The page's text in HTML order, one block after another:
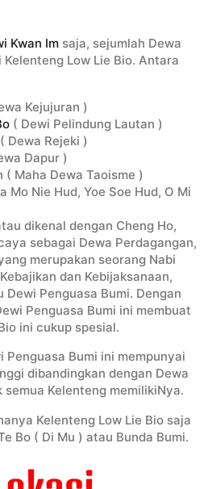
Kwan Im saja, sejumlah Dewa
Low Lie Bio. Antara
Kejujuran )
( Dewi Pelindung Lautan )
( Dewa Rejeki )
Dapur )
( Maha Dewa Taoisme )
Mo Nie Hud, Yoe Soe Hud, O Mi
dikenal dengan Cheng Ho,
sebagai Dewa Perdagangan,
merupakan seorang Nabi
dan Kebijaksanaan,
Dewi Penguasa Bumi. Dengan
Penguasa Bumi ini membuat
ini cukup spesial.
Penguasa Bumi ini mempunyai
dibandingkan dengan Dewa
Kelenteng memilikiNya.
Kelenteng Low Lie Bio saja
Bo ( Di Mu ) atau Bunda Bumi.